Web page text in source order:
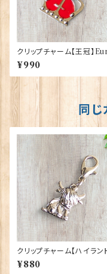
クリップチャーム【王冠】
tick 90193-B
¥990
同
クリップチャーム【ハイラン
ウ】Euro Stick 90193-J〔
HC06〕
¥880